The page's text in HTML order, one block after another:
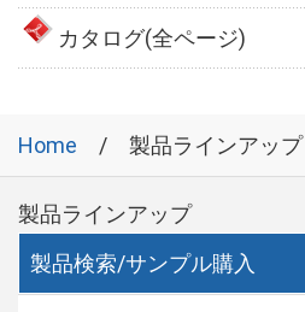
カタログ(全ページ)
Home 製品ラインアップ
製品ラインアップ
製品検索/サンプル購入